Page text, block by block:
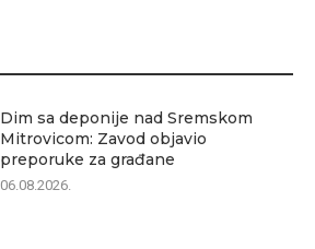
Dim sa deponije nad Sremskom
Mitrovicom: Zavod objavio
preporuke za građane
06.08.2026.